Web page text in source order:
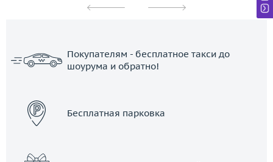
Покупателям - бесплатное такси до
шоурума и обратно!
Бесплатная парковка